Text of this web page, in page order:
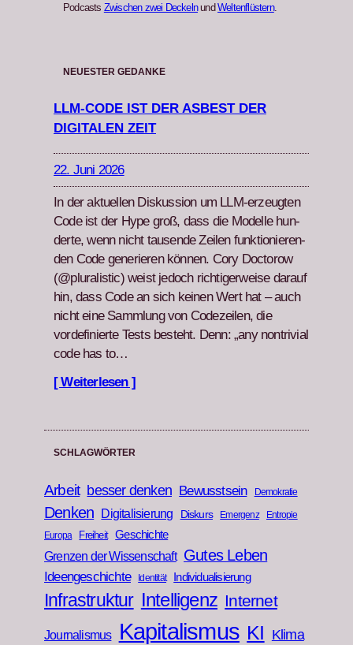
Podcasts Zwischen zwei DeckelnundWeltenflüstern.
NEUESTER GEDANKE
LLM-CODE IST DER ASBEST DER
DIGITALEN ZEIT
22. Juni 2026
In der aktuellen Diskus­sion um LLM-erzeugten
Code ist der Hype groß, dass die Mod­elle hun­
derte, wenn nicht tausende Zeilen funk­tion­ieren­
den Code gener­ieren kön­nen. Cory Doc­torow
(@pluralistic) weist jedoch richtiger­weise darauf
hin, dass Code an sich keinen Wert hat – auch
nicht eine Samm­lung von Codezeilen, die
vordefinierte Tests beste­ht. Denn: „any non­triv­ial
code has to…
[ Weiterlesen ]
SCHLAGWÖRTER
Arbeit besser denken Bewusstsein Demokratie
Denken Digitalisierung Diskurs Emergenz
Entropie
Europa
Freiheit Geschichte
Grenzen der Wissenschaft Gutes Leben
Ideengeschichte Identität Individualisierung
Infrastruktur Intelligenz Internet
Journalismus Kapitalismus KI Klima